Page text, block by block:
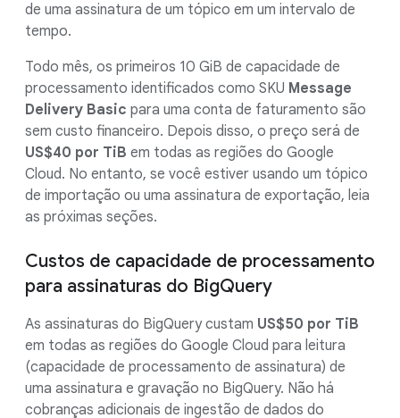
de uma assinatura de um tópico em um intervalo de
tempo.
Todo mês, os primeiros 10 GiB de capacidade de
processamento identificados como SKU Message
Delivery Basic para uma conta de faturamento são
sem custo financeiro. Depois disso, o preço será de
US$40 por TiB em todas as regiões do Google
Cloud. No entanto, se você estiver usando um tópico
de importação ou uma assinatura de exportação, leia
as próximas seções.
Custos de capacidade de processamento
para assinaturas do BigQuery
As assinaturas do BigQuery custam US$50 por TiB
em todas as regiões do Google Cloud para leitura
(capacidade de processamento de assinatura) de
uma assinatura e gravação no BigQuery. Não há
cobranças adicionais de ingestão de dados do